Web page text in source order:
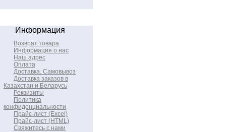
Информация
Возврат товара
Информация о нас
Наш адрес
Оплата
Доставка. Самовывоз
Доставка заказов в
Казахстан и Беларусь
Реквизиты
Политика
конфиденциальности
Прайс-лист (Excel)
Прайс-лист (HTML)
Свяжитесь с нами